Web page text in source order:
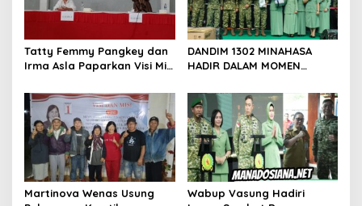
Tatty Femmy Pangkey dan
Irma Asla Paparkan Visi Misi
Pemaparan di Balai Desa
Waleure
DANDIM 1302 MINAHASA
HADIR DALAM MOMEN
DANREM 131 SANTAIGO
Martinova Wenas Usung
Wabup Vasung Hadiri